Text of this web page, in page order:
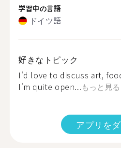
学習中の言語
ドイツ語
好きなトピック
I'd love to discuss art,
I'm quite open...もっと見る
アプリを